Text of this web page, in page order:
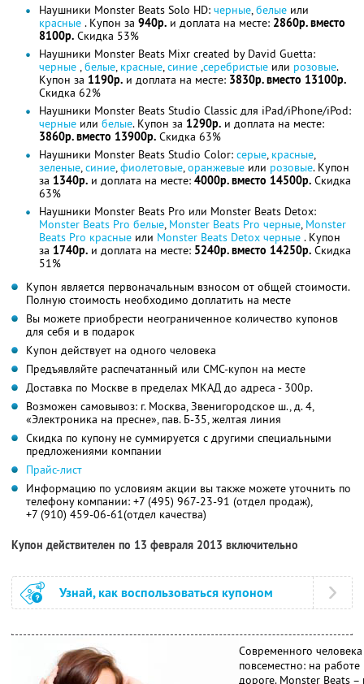
Наушники Monster Beats Solo HD: черные,белые или
красные . Купон за 940р. и доплата на месте: 2860р. вместо
8100р. Скидка 53%
Наушники Monster Beats Mixr created by David Guetta:
черные ,белые, красные,синие ,серебристые или розовые.
Купон за 1190р. и доплата на месте: 3830р. вместо 13100р.
Скидка 62%
Наушники Monster Beats Studio Classic для iPad/iPhone/iPod:
черные или белые. Купон за 1290р. и доплата на месте:
3860р. вместо 13900р. Скидка 63%
Наушники Monster Beats Studio Color: серые, красные,
зеленые,синие,фиолетовые,оранжевые или розовые. Купон
за 1340р. и доплата на месте: 4000р. вместо 14500р. Скидка
63%
Наушники Monster Beats Pro или Monster Beats Detox:
Monster Beats Pro белые, Monster Beats Pro черные, Monster
Beats Pro красные или Monster Beats Detox черные . Купон
за 1740р. и доплата на месте: 5240р. вместо 14250р. Скидка
51%
Купон является первоначальным взносом от общей стоимости.
Полную стоимость необходимо доплатить на месте
Вы можете приобрести неограниченное количество купонов
для себя и в подарок
Купон действует на одного человека
Предъявляйте распечатанный или СМС-купон на месте
Доставка по Москве в пределах МКАД до адреса - 300р.
Возможен самовывоз: г. Москва, Звенигородское ш., д. 4,
«Электроника на пресне», пав. Б-35, желтая линия
Скидка по купону не суммируется с другими специальными
предложениями компании
Прайс-лист
Информацию по условиям акции вы также можете уточнить по
телефону компании: +7 (495) 967-23-91 (отдел продаж),
+7 (910) 459-06-61(отдел качества)
Купон действителен по 13 февраля 2013 включительно
Узнай, как воспользоваться купоном
Современного
повсеместно: на
дороге. Monster Beats